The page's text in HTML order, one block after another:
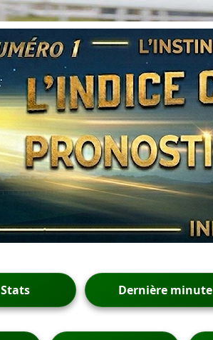
Stats Dernière minute